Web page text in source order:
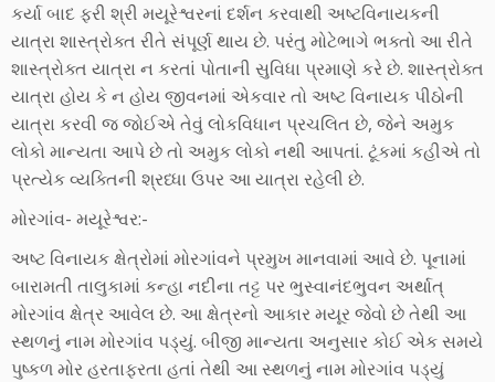
કર્યા બાદ ફરી શ્રી મયૂરેશ્વરનાં દર્શન કરવાથી અષ્ટવિનાયકની
યાત્રા શાસ્ત્રોક્ત રીતે સંપૂર્ણ થાય છે. પરંતુ મોટેભાગે ભક્તો આ રીતે
શાસ્ત્રોક્ત યાત્રા ન કરતાં પોતાની સુવિધા પ્રમાણે કરે છે. શાસ્ત્રોક્ત
યાત્રા હોય કે ન હોય જીવનમાં એકવાર તો અષ્ટ વિનાયક પીઠોની
યાત્રા કરવી જ જોઈએ તેવું લોકવિધાન પ્રચલિત છે, જેને અમુક
લોકો માન્યતા આપે છે તો અમુક લોકો નથી આપતાં. ટૂંકમાં કહીએ તો
પ્રત્યેક વ્યક્તિની શ્રધ્ધા ઉપર આ યાત્રા રહેલી છે.
મોરગાંવ- મયૂરેશ્વર:-
અષ્ટ વિનાયક ક્ષેત્રોમાં મોરગાંવને પ્રમુખ માનવામાં આવે છે. પૂનામાં
બારામતી તાલુકામાં કન્હા નદીના તટ્ટ પર ભુસ્વાનંદભુવન અર્થાત્
મોરગાંવ ક્ષેત્ર આવેલ છે. આ ક્ષેત્રનો આકાર મયૂર જેવો છે તેથી આ
સ્થળનું નામ મોરગાંવ પડ્યું. બીજી માન્યતા અનુસાર કોઈ એક સમયે
પુષ્કળ મોર હરતાફરતા હતાં તેથી આ સ્થળનું નામ મોરગાંવ પડ્યું